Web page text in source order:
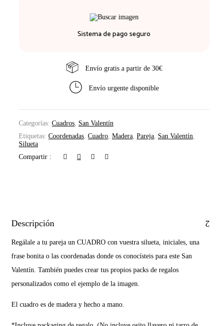
Sistema de pago seguro
Envío gratis a partir de 30€
Envío urgente disponible
Categorías: Cuadros, San Valentín
Etiquetas: Coordenadas, Cuadro, Madera, Pareja, San Valentín,
Silueta
Compartir :
Descripción
Regálale a tu pareja un CUADRO con vuestra silueta, iniciales, una
frase bonita o las coordenadas donde os conocísteis para este San
Valentín. También puedes crear tus propios packs de regalos
personalizados como el ejemplo de la imagen.
El cuadro es de madera y hecho a mano.